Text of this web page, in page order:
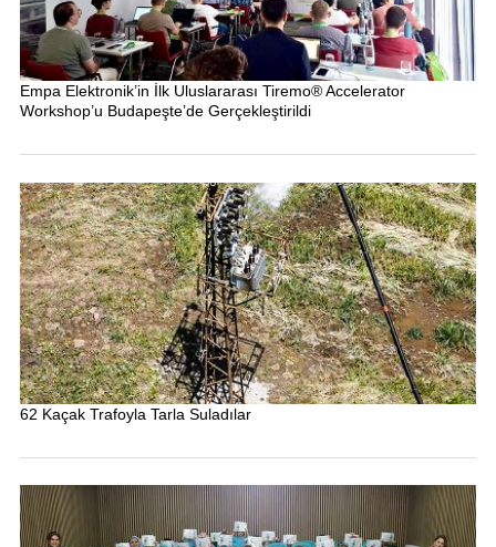
Empa Elektronik’in İlk Uluslararası Tiremo® Accelerator
Workshop’u Budapeşte’de Gerçekleştirildi
62 Kaçak Trafoyla Tarla Suladılar